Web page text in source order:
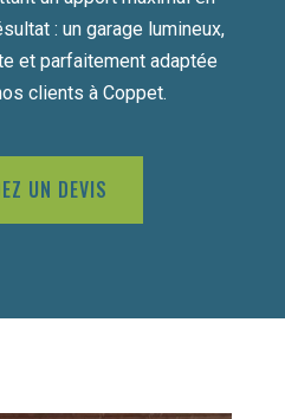
: un garage lumineux,
et parfaitement adaptée
clients à Coppet.
UN DEVIS